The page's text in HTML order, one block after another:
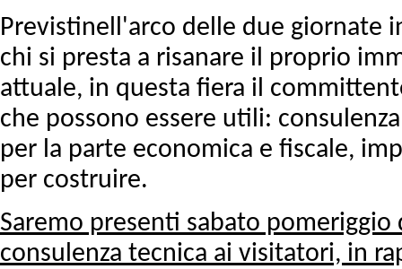
Previstinell'arco delle due giornate
chi si presta a risanare il proprio
attuale, in questa fiera il
che possono essere utili:
per la parte economica e fiscale,
per costruire.
Saremo presenti sabato
consulenza tecnica ai visitatori, in